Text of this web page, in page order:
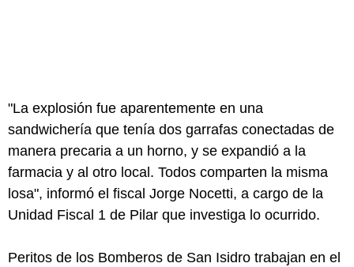
"La explosión fue aparentemente en una
sandwichería que tenía dos garrafas conectadas de
manera precaria a un horno, y se expandió a la
farmacia y al otro local. Todos comparten la misma
losa", informó el fiscal Jorge Nocetti, a cargo de la
Unidad Fiscal 1 de Pilar que investiga lo ocurrido.
Peritos de los Bomberos de San Isidro trabajan en el